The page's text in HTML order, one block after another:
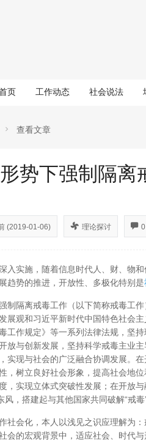
页 工作动态 社会说法
查看文章
势下强制隔
(2019-01-06) 理论探讨
入实施，随着信息时代人、财、物
趋势的推进，开放性、多极化特别是
制隔离戒毒工作（以下简称戒毒工
展观和习近平新时代中国特色社会
工作规定》等一系列法律法规，坚
放与创新发展，坚持科学戒毒主业
实现与社会的广泛融合协调发展。
，树立良好社会形象，提高社会地
，实现立体式突破性发展；在开放
风，搭建起与其他国家共同破解“戒毒
社会化，本人以浅见之识应理解为
会的宏观背景中，适应社会、时代